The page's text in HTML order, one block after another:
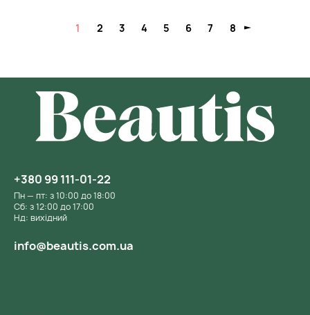
1 2 3 4 5 6 7 8
+380 99 111-01-22
Пн — пт: з 10:00 до 18:00
Сб: з 12:00 до 17:00
Нд: вихідний
info@beautis.com.ua